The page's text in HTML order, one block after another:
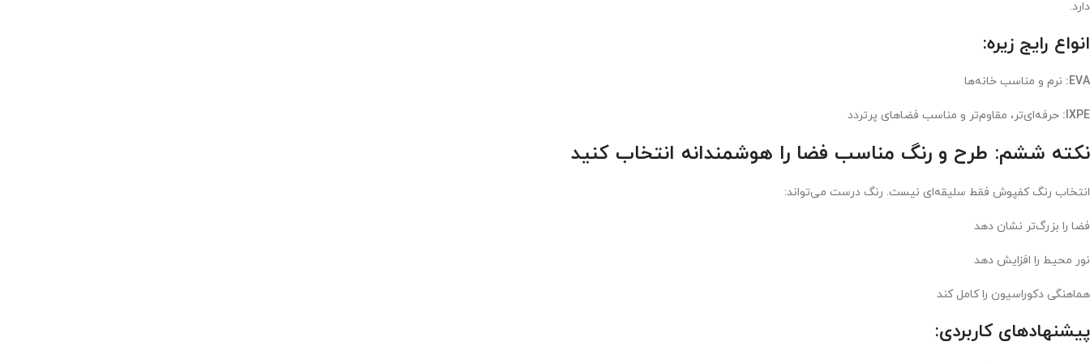
دارد.
انواع رایج زیره:
EVA: نرم و مناسب خانه‌ها
IXPE: حرفه‌ای‌تر، مقاوم‌تر و مناسب فضاهای پرتردد
نکته ششم: طرح و رنگ مناسب فضا را هوشمندانه انتخاب کنید
انتخاب رنگ کفپوش فقط سلیقه‌ای نیست. رنگ درست می‌تواند:
فضا را بزرگ‌تر نشان دهد
نور محیط را افزایش دهد
هماهنگی دکوراسیون را کامل کند
پیشنهادهای کاربردی: